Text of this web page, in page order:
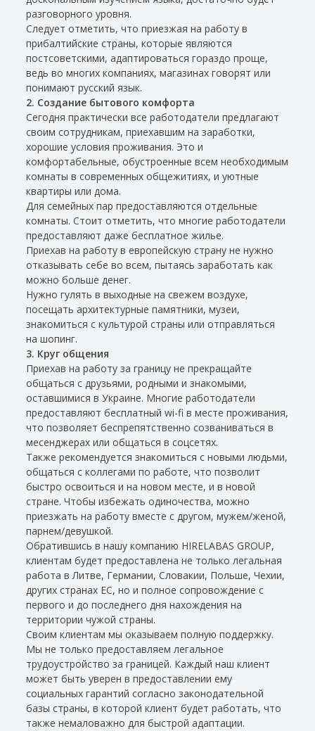
разговорного уровня.
Следует отметить, что приезжая на работу в
прибалтийские страны, которые являются
постсоветскими, адаптироваться гораздо проще,
ведь во многих компаниях, магазинах говорят или
понимают русский язык.
2. Создание бытового комфорта
Сегодня практически все работодатели предлагают
своим сотрудникам, приехавшим на заработки,
хорошие условия проживания. Это и
комфортабельные, обустроенные всем необходимым
комнаты в современных общежитиях, и уютные
квартиры или дома.
Для семейных пар предоставляются отдельные
комнаты. Стоит отметить, что многие работодатели
предоставляют даже бесплатное жилье.
Приехав на работу в европейскую страну не нужно
отказывать себе во всем, пытаясь заработать как
можно больше денег.
Нужно гулять в выходные на свежем воздухе,
посещать архитектурные памятники, музеи,
знакомиться с культурой страны или отправляться
на шопинг.
3. Круг общения
Приехав на работу за границу не прекращайте
общаться с друзьями, родными и знакомыми,
оставшимися в Украине. Многие работодатели
предоставляют бесплатный wi-fi в месте проживания,
что позволяет беспрепятственно созваниваться в
месенджерах или общаться в соцсетях.
Также рекомендуется знакомиться с новыми людьми,
общаться с коллегами по работе, что позволит
быстро освоиться и на новом месте, и в новой
стране. Чтобы избежать одиночества, можно
приезжать на работу вместе с другом, мужем/женой,
парнем/девушкой.
Обратившись в нашу компанию HIRELABAS GROUP,
клиентам будет предоставлена не только легальная
работа в Литве, Германии, Словакии, Польше, Чехии,
других странах ЕС, но и полное сопровождение с
первого и до последнего дня нахождения на
территории чужой страны.
Своим клиентам мы оказываем полную поддержку.
Мы не только предоставляем легальное
трудоустройство за границей. Каждый наш клиент
может быть уверен в предоставлении ему
социальных гарантий согласно законодательной
базы страны, в которой клиент будет работать, что
также немаловажно для быстрой адаптации.